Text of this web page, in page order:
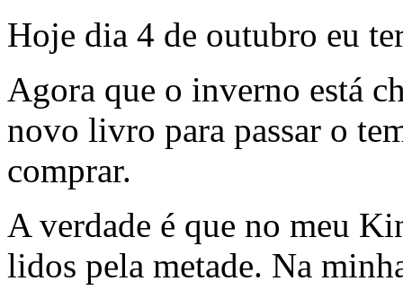
Hoje dia 4 de outubro eu
Agora que o inverno está
novo livro para passar o
comprar.
A verdade é que no meu
lidos pela metade. Na